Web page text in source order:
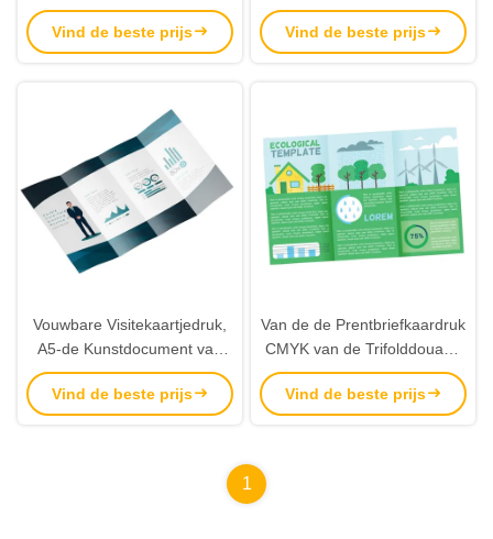
Met een laag bedekte
Document Modern Ontwerp
Promotie
Vind de beste prijs
pamfletbrochure Informatieve
Gevoelig adverteren
Vind de beste prijs
Vouwbare Visitekaartjedruk,
A5-de Kunstdocument van
de Pamfletdruk Volledige
Kleur
Vind de beste prijs
Van de de Prentbriefkaardruk
CMYK van de Trifolddouane
van de de Schoonheids
Visuele Betekenis Hoge Multi
Functioneel
Vind de beste prijs
1